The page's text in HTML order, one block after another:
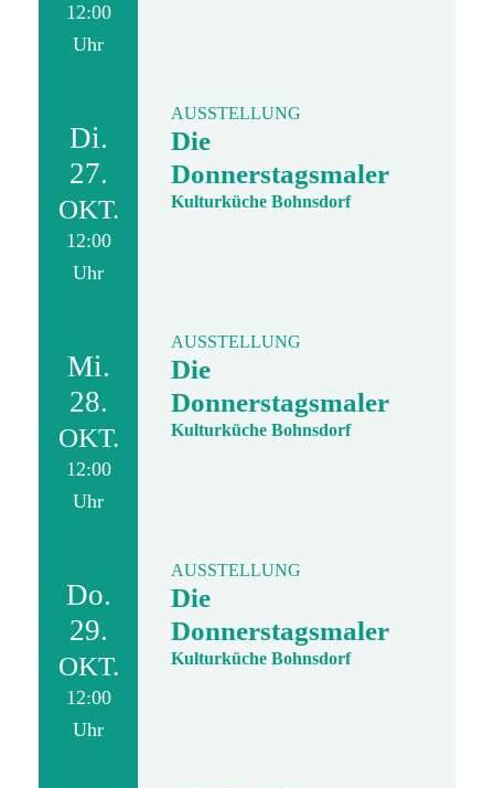
12:00
Uhr
Di.
27.
OKT.
12:00
Uhr
AUSSTELLUNG
Die
Donnerstagsmaler
Kulturküche Bohnsdorf
Mi.
28.
OKT.
12:00
Uhr
AUSSTELLUNG
Die
Donnerstagsmaler
Kulturküche Bohnsdorf
Do.
29.
OKT.
12:00
Uhr
AUSSTELLUNG
Die
Donnerstagsmaler
Kulturküche Bohnsdorf